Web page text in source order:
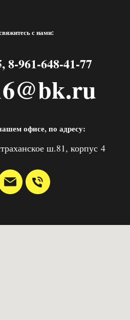
с нами:
8-961-648-41-77
офисе, по адресу:
ш.81, корпус 4